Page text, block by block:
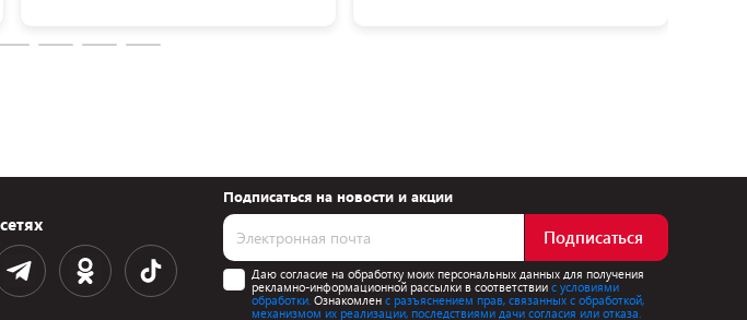
Подписаться на новости и акции
Подписаться
Даю согласие на обработку моих персональных данных для получения
рекламно-информационной рассылки в соответствиис условиями
обработки. Ознакомлен с разъяснением прав, связанных с обработкой,
механизмом их реализации, последствиями дачи согласия или отказа.